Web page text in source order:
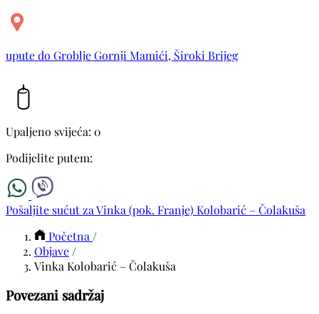
upute do Groblje Gornji Mamići, Široki Brijeg
Upaljeno svijeća: 0
Podijelite putem:
Pošaljite sućut za Vinka (pok. Franje) Kolobarić – Čolakuša
Početna /
Objave /
Vinka Kolobarić – Čolakuša
Povezani sadržaj